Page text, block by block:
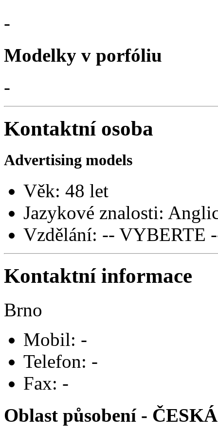
-
Modelky v porfóliu
-
Kontaktní osoba
Advertising models
Věk: 48 let
Jazykové znalosti:
Vzdělání: -- VYBERTE
Kontaktní informace
Brno
Mobil: -
Telefon: -
Fax: -
Oblast působení -